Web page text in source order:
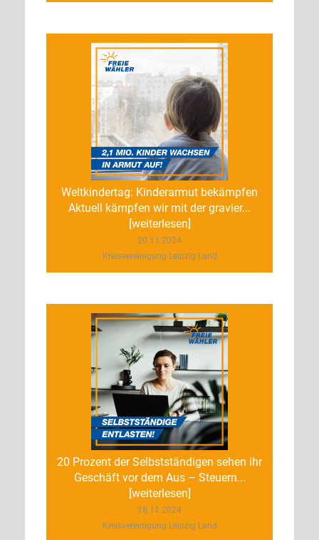
Weltkindertag: Kinderarmut bekämpfen
Aktuell kämpfen wir mit der gravier...
[weiterlesen]
20.11.2024
Kreisvereinigung Leipzig Land
20 Prozent der Selbstständigen sehen ihr
Geschäft vor dem Aus – Steuern...
[weiterlesen]
18.11.2024
Kreisvereinigung Leipzig Land